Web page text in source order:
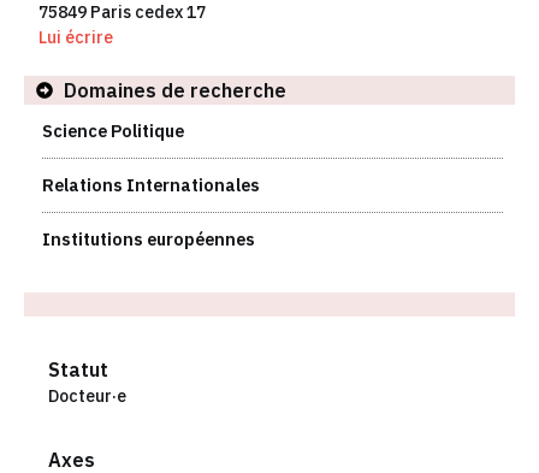
75849 Paris cedex 17
Lui écrire
Domaines de recherche
Science Politique
Relations Internationales
Institutions européennes
Statut
Docteur·e
Axes